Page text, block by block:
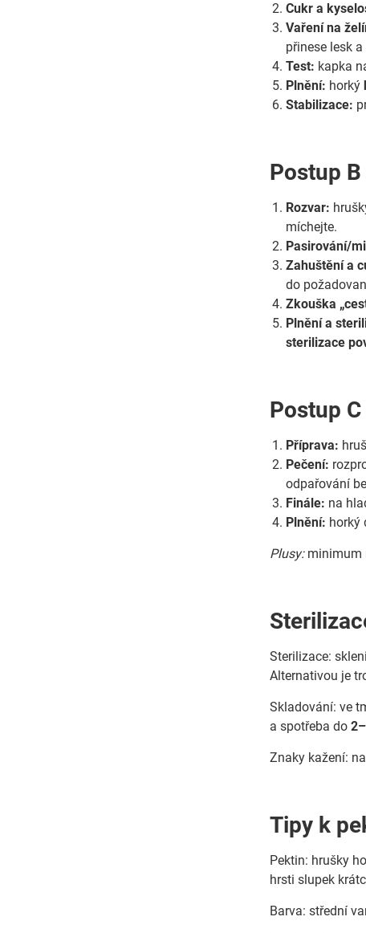
Cukr a
Vaření na
přinese lesk
Test: kapka
Plnění: horký
Stabilizace:
Postup
Rozvar:
míchejte.
Pasirování/
Zahuštění a
do
Zkouška
Plnění a
sterilizace
Postup
Příprava:
Pečení:
odpařování
Finále: na
Plnění: horký
Plusy:minimum
Sterilizace:
Alternativou je
Skladování: ve
a spotřeba do
Znaky kažení:
Tipy k
Pektin: hrušky
hrsti slupek
Barva: střední